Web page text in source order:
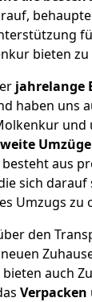
bieten
jahrelange
haben uns
aus
sich darauf
Umzugs zu
den
auch
Verpacken